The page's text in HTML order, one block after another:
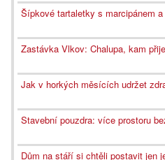
Šípkové tartaletky s marcipánem
Zastávka Vlkov: Chalupa, kam
Jak v horkých měsících udržet
Stavební pouzdra: více prostoru
Dům na stáří si chtěli postavit jen